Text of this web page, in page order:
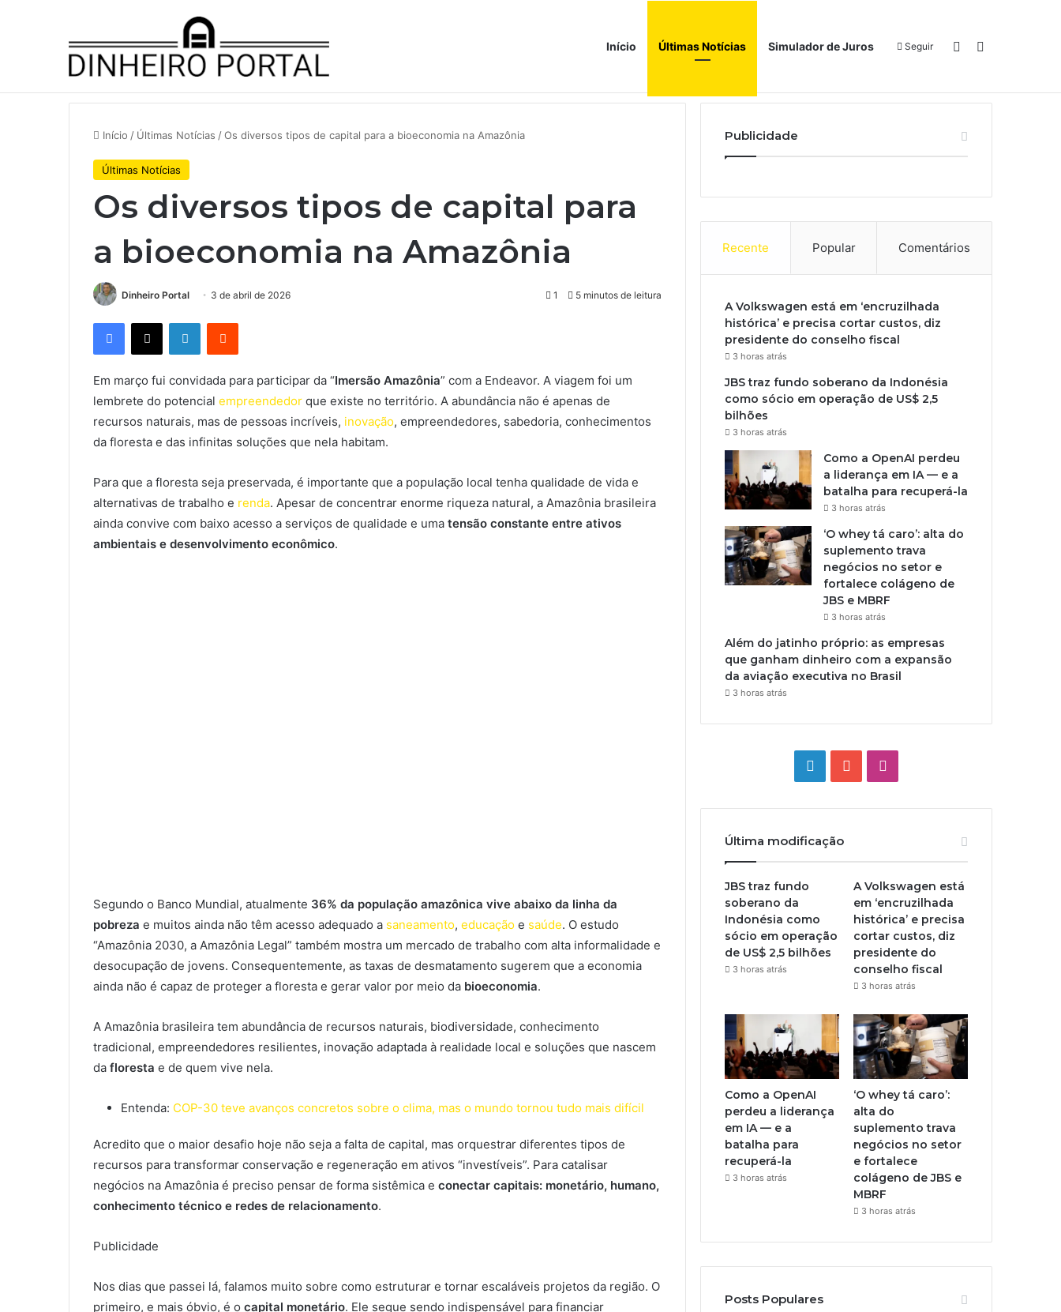
Início Últimas Notícias Simulador de Juros Seguir Switch skin
Notícias de Última Hora JBS traz fundo soberano da Indonésia como sócio em operação de US$ 2,5 bilhões
Início / Últimas Notícias /Os diversos tipos de capital para a bioeconomia na Amazônia
Últimas Notícias
Os diversos tipos de capital para
a bioeconomia na Amazônia
Dinheiro Portal 3 de abril de 2026 1 5 minutos de leitura
Facebook
X LinkedinReddit
Em março fui convidada para participar da “Imersão Amazônia” com a Endeavor. A viagem foi um
lembrete do potencial empreendedor que existe no território. A abundância não é apenas de
recursos naturais, mas de pessoas incríveis, inovação, empreendedores, sabedoria, conhecimentos
da floresta e das infinitas soluções que nela habitam.
Para que a floresta seja preservada, é importante que a população local tenha qualidade de vida e
alternativas de trabalho e renda. Apesar de concentrar enorme riqueza natural, a Amazônia brasileira
ainda convive com baixo acesso a serviços de qualidade e uma tensão constante entre ativos
ambientais e desenvolvimento econômico.
Segundo o Banco Mundial, atualmente 36% da população amazônica vive abaixo da linha da
pobreza e muitos ainda não têm acesso adequado a saneamento, educação e saúde. O estudo
“Amazônia 2030, a Amazônia Legal” também mostra um mercado de trabalho com alta informalidade e
desocupação de jovens. Consequentemente, as taxas de desmatamento sugerem que a economia
ainda não é capaz de proteger a floresta e gerar valor por meio da bioeconomia.
A Amazônia brasileira tem abundância de recursos naturais, biodiversidade, conhecimento
tradicional, empreendedores resilientes, inovação adaptada à realidade local e soluções que nascem
da floresta e de quem vive nela.
Entenda: COP-30 teve avanços concretos sobre o clima, mas o mundo tornou tudo mais difícil
Acredito que o maior desafio hoje não seja a falta de capital, mas orquestrar diferentes tipos de
recursos para transformar conservação e regeneração em ativos “investíveis”. Para catalisar
negócios na Amazônia é preciso pensar de forma sistêmica e conectar capitais: monetário, humano,
conhecimento técnico e redes de relacionamento.
Publicidade
Nos dias que passei lá, falamos muito sobre como estruturar e tornar escaláveis projetos da região. O
primeiro, e mais óbvio, é o capital monetário. Ele segue sendo indispensável para financiar
Publicidade
Recente Popular Comentários
A Volkswagen está em ‘encruzilhada
histórica’ e precisa cortar custos, diz
presidente do conselho fiscal
3 horas atrás
JBS traz fundo soberano da Indonésia
como sócio em operação de US$ 2,5
bilhões
3 horas atrás
Como a OpenAI perdeu
a liderança em IA — e a
batalha para recuperá-la
3 horas atrás
‘O whey tá caro’: alta do
suplemento trava
negócios no setor e
fortalece colágeno de
JBS e MBRF
3 horas atrás
Além do jatinho próprio: as empresas
que ganham dinheiro com a expansão
da aviação executiva no Brasil
3 horas atrás
LinkedinYouTube
Última modificação
JBS traz fundo
soberano da
Indonésia como
sócio em operação
de US$ 2,5 bilhões
3 horas atrás
A Volkswagen está
em ‘encruzilhada
histórica’ e precisa
cortar custos, diz
presidente do
conselho fiscal
3 horas atrás
Como a OpenAI
perdeu a liderança
em IA — e a
batalha para
recuperá-la
3 horas atrás
‘O whey tá caro’:
alta do
suplemento trava
negócios no setor
e fortalece
colágeno de JBS e
MBRF
3 horas atrás
Posts Populares